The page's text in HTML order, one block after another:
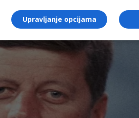
Upravljanje opcijama